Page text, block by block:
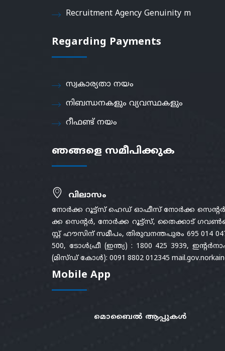
Recruitment Agency Genuinity m
Regarding Payments
സ്വകാര്യതാ നയം
നിബന്ധനകളും വ്യവസ്ഥകളും
റീഫണ്ട് നയം
ഞങ്ങളെ സമീപിക്കുക
വിലാസം
നോർക്ക റൂട്ട്സ് ഹെഡ് ഓഫീസ് നോർക്ക
ക്ക സെന്റർ, നോർക്ക റൂട്ട്സ്, തൈക്കാട്
സ്റ്റ് ഹൗസിന് സമീപം, തിരുവനന്തപുരം 695 014
500, ടോൾഫ്രീ (ഇന്ത്യ) : 1800 425 3939,
(മിസ്ഡ് കോൾ): 0091 8802 012345
Mobile App
മൊബൈൽ ആപ്പുകൾ